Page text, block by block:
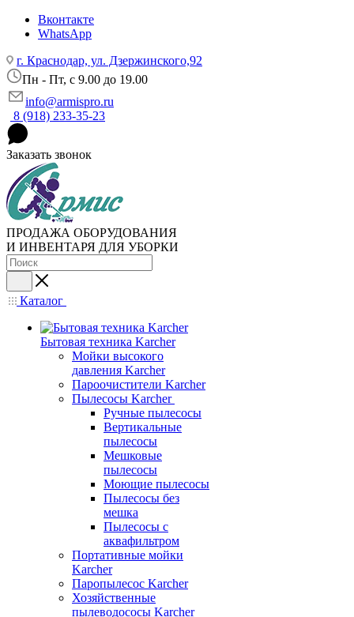
Вконтакте
WhatsApp
г. Краснодар, ул. Дзержинского,92
Пн - Пт, c 9.00 до 19.00
info@armispro.ru
8 (918) 233-35-23
Заказать звонок
ПРОДАЖА ОБОРУДОВАНИЯ
И ИНВЕНТАРЯ ДЛЯ УБОРКИ
Каталог
Бытовая техника Karcher
Мойки высокого
давления Karcher
Пароочистители Karcher
Пылесосы Karcher
Ручные пылесосы
Вертикальные
пылесосы
Мешковые
пылесосы
Моющие пылесосы
Пылесосы без
мешка
Пылесосы с
аквафильтром
Портативные мойки
Karcher
Паропылесос Karcher
Хозяйственные
пылеводососы Karcher